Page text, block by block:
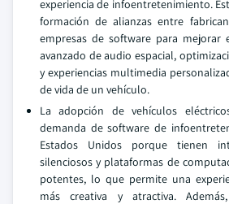
experiencia de infoentretenimiento.
formación de alianzas entre
empresas de software para mejorar
avanzado de audio espacial,
y experiencias multimedia
de vida de un vehículo.
La adopción de vehículos
demanda de software de
Estados Unidos porque tienen
silenciosos y plataformas de
potentes, lo que permite una
más creativa y atractiva.